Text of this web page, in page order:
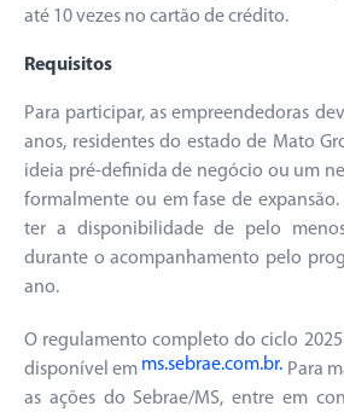
até 10 vezes no cartão de crédito.
Requisitos
Para participar, as empreendedoras
anos, residentes do estado de Mato
ideia pré-definida de negócio ou um
formalmente ou em fase de expansão.
ter a disponibilidade de pelo
durante o acompanhamento pelo
ano.
O regulamento completo do ciclo 2025
disponível em ms.sebrae.com.br. Para
as ações do Sebrae/MS, entre em